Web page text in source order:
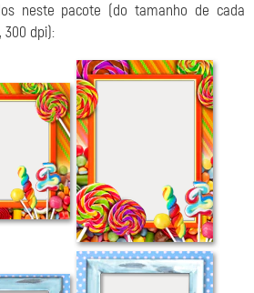
neste pacote (do tamanho de cada
300 dpi):